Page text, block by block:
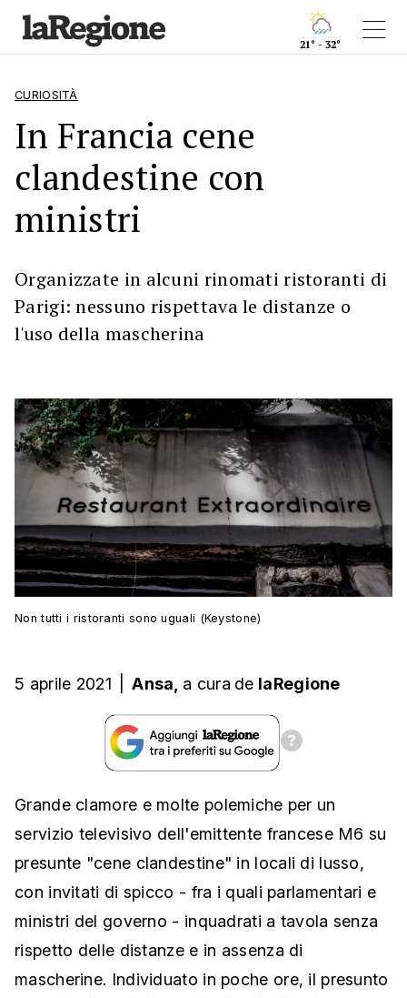
21° - 32°
CURIOSITÀ
In Francia cene
clandestine con
ministri
Organizzate in alcuni rinomati ristoranti di
Parigi: nessuno rispettava le distanze o
l'uso della mascherina
Non tutti i ristoranti sono uguali (Keystone)
5 aprile 2021 Ansa, a cura de laRegione
Grande clamore e molte polemiche per un
servizio televisivo dell'emittente francese M6 su
presunte "cene clandestine" in locali di lusso,
con invitati di spicco - fra i quali parlamentari e
ministri del governo - inquadrati a tavola senza
rispetto delle distanze e in assenza di
mascherine. Individuato in poche ore, il presunto